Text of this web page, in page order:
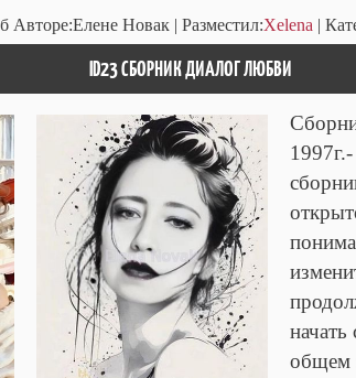
Авторе:Елене Новак | Разместил:Xelena |
ID23 СБОРНИК ДИАЛОГ ЛЮБВИ
начать
общем